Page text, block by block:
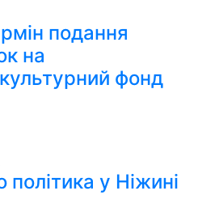
подання
на
фонд
у Ніжині